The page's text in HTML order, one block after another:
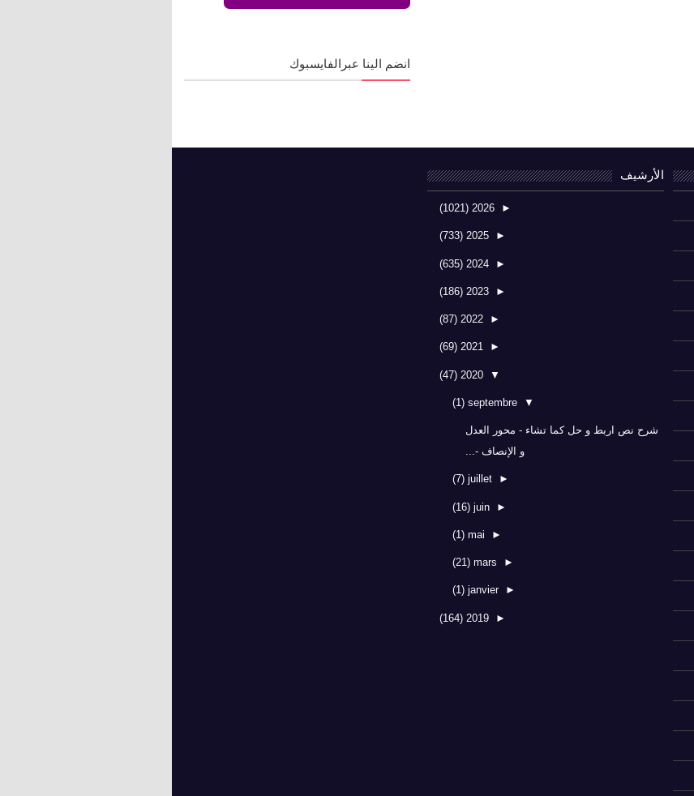
انضم الينا عبرالفايسبوك
الأرشيف
►
2026
(1021)
►
2025
(733)
►
2024
(635)
►
2023
(186)
►
2022
(87)
►
2021
(69)
▼
2020
(47)
▼
septembre
(1)
شرح نص اربط و حل كما تشاء - محور العدل
و الإنصاف -...
►
juillet
(7)
►
juin
(16)
►
mai
(1)
►
mars
(21)
►
janvier
(1)
►
2019
(164)